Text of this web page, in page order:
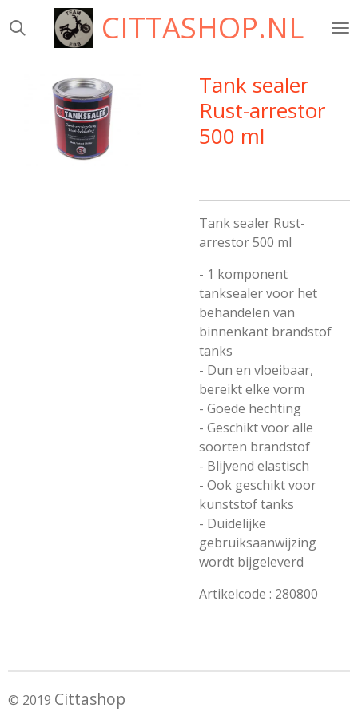
direct
hoofdinhoud
CITTASHOP.NL
Tank sealer
Rust-arrestor
500 ml
Tank sealer Rust-
arrestor 500 ml
- 1 komponent
tanksealer voor het
behandelen van
binnenkant brandstof
tanks
- Dun en vloeibaar,
bereikt elke vorm
- Goede hechting
- Geschikt voor alle
soorten brandstof
- Blijvend elastisch
- Ook geschikt voor
kunststof tanks
- Duidelijke
gebruiksaanwijzing
wordt bijgeleverd
Artikelcode : 280800
© 2019 Cittashop